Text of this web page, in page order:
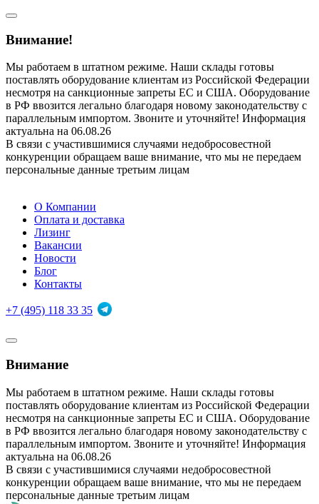
Внимание!
Мы работаем в штатном режиме. Наши склады готовы
поставлять оборудование клиентам из Российской Федерации
несмотря на санкционные запреты ЕС и США. Оборудование
в РФ ввозится легально благодаря новому законодательству с
параллельным импортом. Звоните и уточняйте! Информация
актуальна на 06.08.26
В связи с участившимися случаями недобросовестной
конкуренции обращаем ваше внимание, что мы не передаем
персональные данные третьим лицам
О Компании
Оплата и доставка
Лизинг
Вакансии
Новости
Блог
Контакты
+7 (495) 118 33 35
Внимание
Мы работаем в штатном режиме. Наши склады готовы
поставлять оборудование клиентам из Российской Федерации
несмотря на санкционные запреты ЕС и США. Оборудование
в РФ ввозится легально благодаря новому законодательству с
параллельным импортом. Звоните и уточняйте! Информация
актуальна на 06.08.26
В связи с участившимися случаями недобросовестной
конкуренции обращаем ваше внимание, что мы не передаем
персональные данные третьим лицам